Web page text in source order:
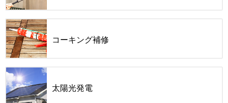
コーキング補修
太陽光発電